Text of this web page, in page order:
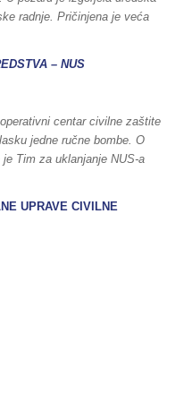
radnje. Pričinjena je veća
– NUS
centar civilne zaštite
jedne ručne bombe. O
Tim za uklanjanje NUS-a
UPRAVE CIVILNE